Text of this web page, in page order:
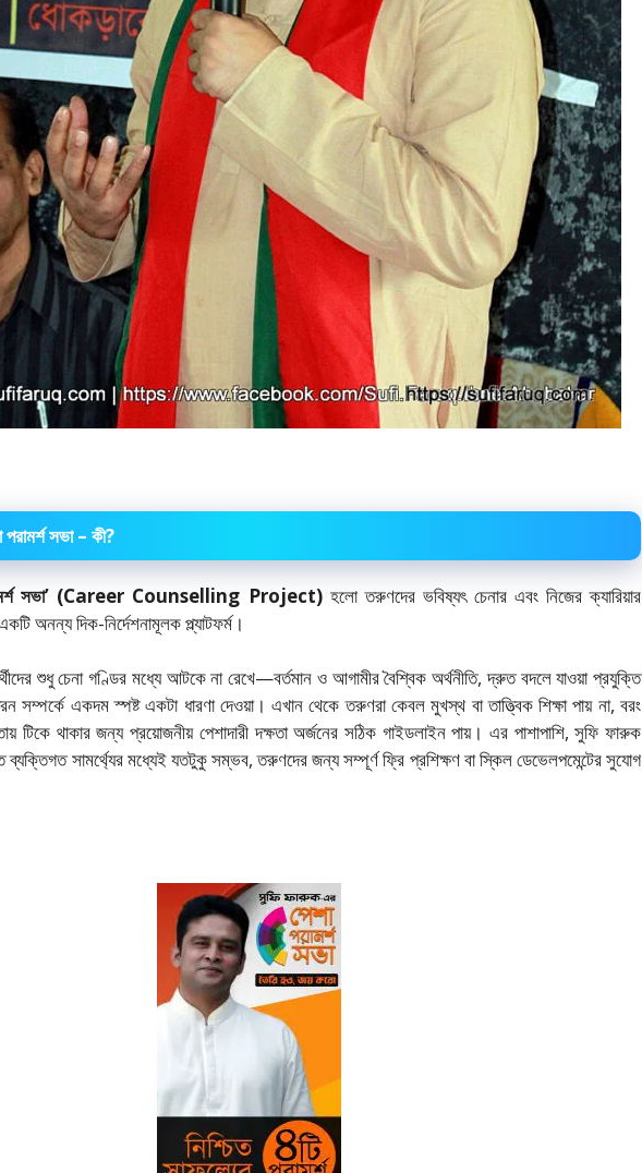
সভা – কী?
সভা’ (Career Counselling Project)হলো তরুণদের ভবিষ্যৎ চেনার এবং নিজের ক্যারিয়ার
অনন্য দিক-নির্দেশনামূলক প্ল্যাটফর্ম।
শুধু চেনা গণ্ডির মধ্যে আটকে না রেখে—বর্তমান ও আগামীর বৈশ্বিক অর্থনীতি, দ্রুত বদলে যাওয়া প্রযুক্তি
সম্পর্কে একদম স্পষ্ট একটা ধারণা দেওয়া। এখান থেকে তরুণরা কেবল মুখস্থ বা তাত্ত্বিক শিক্ষা পায় না, বরং
টিকে থাকার জন্য প্রয়োজনীয় পেশাদারী দক্ষতা অর্জনের সঠিক গাইডলাইন পায়। এর পাশাপাশি, সুফি ফারুক
সামর্থ্যের মধ্যেই যতটুকু সম্ভব, তরুণদের জন্য সম্পূর্ণ ফ্রি প্রশিক্ষণ বা স্কিল ডেভেলপমেন্টের সুযোগ